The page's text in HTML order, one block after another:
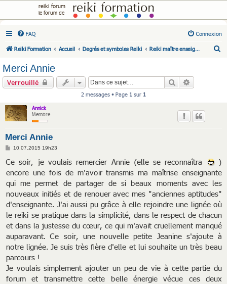
reiki forum
FAQ Connexion
Reiki Formation Accueil Degrés et symboles Reiki Reiki maître enseignant(e)
Merci Annie
Verrouillé Rechercher
2 messages • Page 1 sur 1
Annick
Membre
Merci Annie
M
s
a
e
10.07.2015 19h23
Ce soir, je voulais remercier Annie (elle se reconnaîtra
)
encore une fois de m'avoir transmis ma maîtrise enseignante
qui me permet de partager de si beaux moments avec les
nouveaux initiés et de renouer avec mes "anciennes aptitudes"
d'enseignante. J'ai aussi pu grâce à elle rejoindre une lignée où
le reiki se pratique dans la simplicité, dans le respect de chacun
et dans la justesse du cœur, ce qui m'avait cruellement manqué
auparavant. Ce soir, une nouvelle petite Jeanine s'ajoute à
notre lignée. Je suis très fière d'elle et lui souhaite un très beau
parcours !
Je voulais simplement ajouter un peu de vie à cette partie du
forum et transmettre cette belle énergie vécue ces deux
le forum de